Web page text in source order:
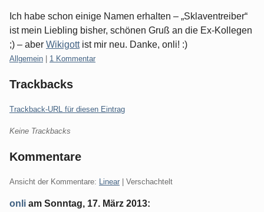
Ich habe schon einige Namen erhalten – „Sklaventreiber“
ist mein Liebling bisher, schönen Gruß an die Ex-Kollegen
;) – aber Wikigottist mir neu. Danke, onli! :)
Kategorien:
Allgemein 1 Kommentar
Trackbacks
Trackback-URL für diesen Eintrag
Keine Trackbacks
Kommentare
Ansicht der Kommentare: Linear | Verschachtelt
onli am Sonntag, 17. März 2013: